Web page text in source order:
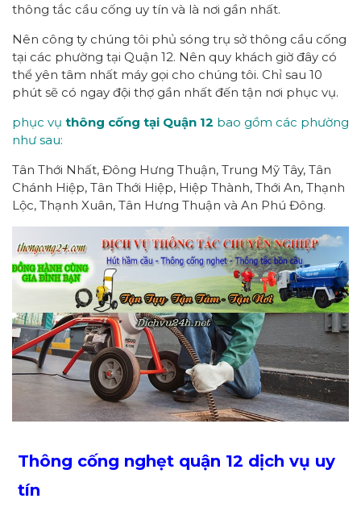
thông tắc cầu cống uy tín và là nơi gần nhất.
Nên công ty chúng tôi phủ sóng trụ sở thông cầu cống
tại các phường tại Quận 12. Nên quy khách giờ đây có
thể yên tâm nhất máy gọi cho chúng tôi. Chỉ sau 10
phút sẽ có ngay đội thợ gần nhất đến tận nơi phục vụ.
phục vụ thông cống tại Quận 12 bao gồm các phường
như sau:
Tân Thới Nhất, Đông Hưng Thuận, Trung Mỹ Tây, Tân
Chánh Hiệp, Tân Thới Hiệp, Hiệp Thành, Thới An, Thạnh
Lộc, Thạnh Xuân, Tân Hưng Thuận và An Phú Đông.
Thông cống nghẹt quận 12 dịch vụ uy
tín